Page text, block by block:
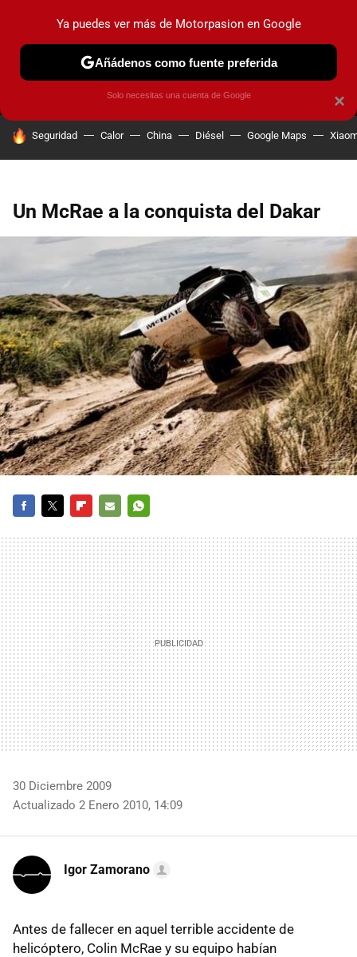
MENÚ NUEVO
COCHES ELÉCTRICOS OBSERVATORIO
HOY SE HABLA DE
Seguridad Calor China Diésel Google Maps
Un McRae a la conquista del Dakar
MAIL
30 Diciembre 2009
Actualizado 2 Enero 2010, 14:09
Igor Zamorano
Antes de fallecer en aquel terrible accidente de
helicóptero, Colin McRae y su equipo habían
×
Ya puedes ver más de Motorpasion en Google
Añádenos como fuente preferida
Solo necesitas una cuenta de Google